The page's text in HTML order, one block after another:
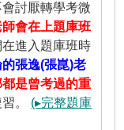
討厭轉學考微
師會在上題庫班
進入題庫班時
張逸(張崑)老
是曾考過的重
。 (▸完整題庫